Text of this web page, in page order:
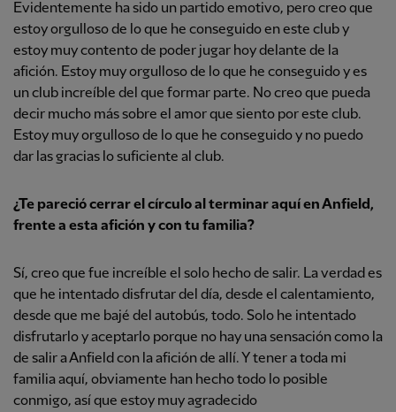
Evidentemente ha sido un partido emotivo, pero creo que
estoy orgulloso de lo que he conseguido en este club y
estoy muy contento de poder jugar hoy delante de la
afición. Estoy muy orgulloso de lo que he conseguido y es
un club increíble del que formar parte. No creo que pueda
decir mucho más sobre el amor que siento por este club.
Estoy muy orgulloso de lo que he conseguido y no puedo
dar las gracias lo suficiente al club.
¿Te pareció cerrar el círculo al terminar aquí en Anfield,
frente a esta afición y con tu familia?
Sí, creo que fue increíble el solo hecho de salir. La verdad es
que he intentado disfrutar del día, desde el calentamiento,
desde que me bajé del autobús, todo. Solo he intentado
disfrutarlo y aceptarlo porque no hay una sensación como la
de salir a Anfield con la afición de allí. Y tener a toda mi
familia aquí, obviamente han hecho todo lo posible
conmigo, así que estoy muy agradecido